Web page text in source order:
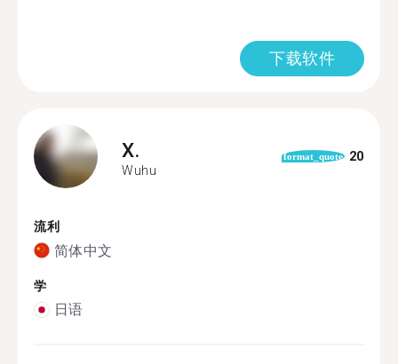
下载软件
X.
Wuhu
format_quote 20
流利
简体中文
学
日语